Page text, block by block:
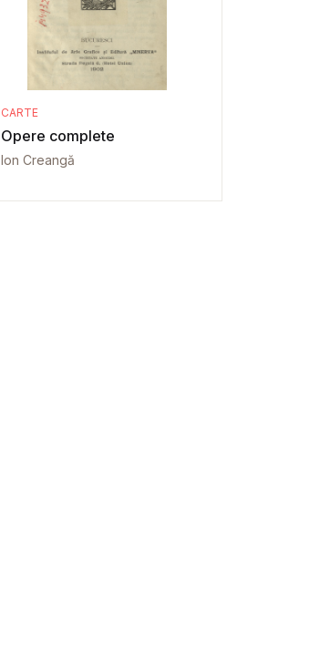
CARTE
Opere complete
Ion Creangă